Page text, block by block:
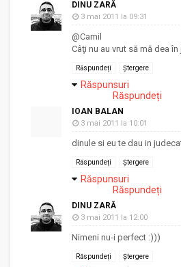
DINU ZARĂ
3 mai 2011 la 09:31
@Camil
Câţi nu au vrut să mă dea
Răspundeți Ștergere
Răspunsuri
Răspundeți
IOAN BALAN
3 mai 2011 la 10:01
dinule si eu te dau in
Răspundeți Ștergere
Răspunsuri
Răspundeți
DINU ZARĂ
3 mai 2011 la 12:00
Nimeni nu-i perfect :)))
Răspundeți Ștergere